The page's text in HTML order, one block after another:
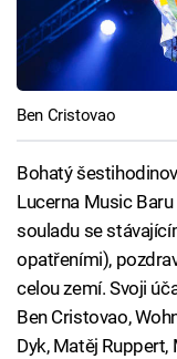
Ben Cristovao
Bohatý
Lucerna Music
souladu se
opatřeními),
celou zemí. Svoji
Ben Cristovao,
Dyk, Matěj Ruppert,